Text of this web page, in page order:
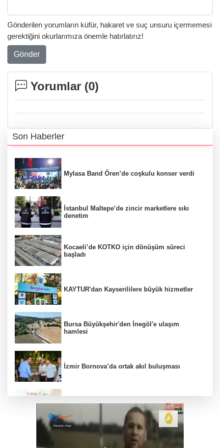
Gönderilen yorumların küfür, hakaret ve suç unsuru içermemesi
gerektiğini okurlarımıza önemle hatırlatırız!
Gönder
Yorumlar (0)
Son Haberler
Mylasa Band Ören’de coşkulu konser verdi
İstanbul Maltepe’de zincir marketlere sıkı
denetim
Kocaeli’de KOTKO için dönüşüm süreci
başladı
KAYTUR'dan Kayserililere büyük hizmetler
Bursa Büyükşehir'den İnegöl'e ulaşım
hamlesi
İzmir Bornova’da ortak akıl buluşması
Mersin’de Engelsiz Yaşam Parkı’nda açık